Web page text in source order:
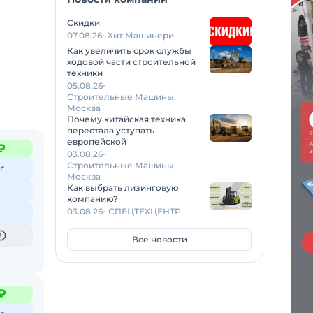
Скидки
07.08.26 Хит Машинери
Как увеличить срок службы
ходовой части строительной
техники
05.08.26
Строительные Машины,
Москва
Почему китайская техника
перестала уступать
европейской
03.08.26
Строительные Машины,
Москва
Как выбрать лизинговую
компанию?
03.08.26 СПЕЦТЕХЦЕНТР
Все новости